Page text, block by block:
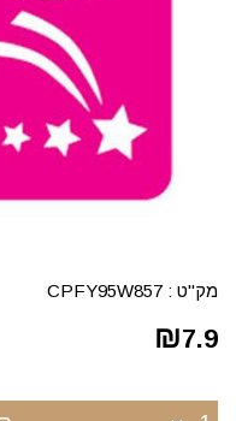
מק"ט : CPFY95W857
₪7.9